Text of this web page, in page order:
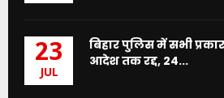
23
JUL
बिहार पुलिस में सभी
आदेश तक रद्द, 24...